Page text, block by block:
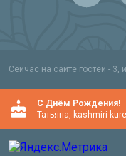
Сейчас на сайте гостей - 3,
C Днём Рождения!
Татьяна, kashmiri kure